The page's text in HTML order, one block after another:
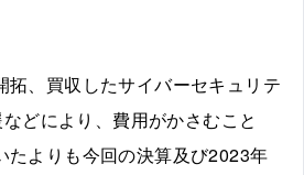
拓、買収したサイバーセキュリテ
どにより、費用がかさむこと
たよりも今回の決算及び2023年